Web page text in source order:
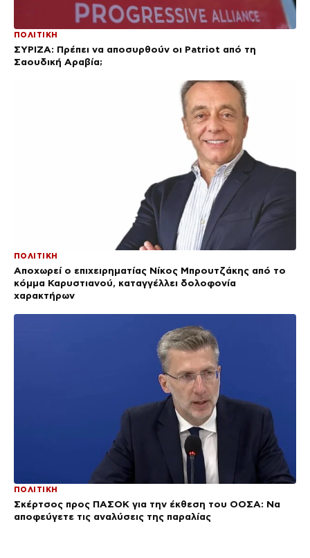
ΠΟΛΙΤΙΚΗ
ΣΥΡΙΖΑ: Πρέπει να αποσυρθούν οι Patriot από τη
Σαουδική Αραβία;
ΠΟΛΙΤΙΚΗ
Αποχωρεί ο επιχειρηματίας Νίκος Μπρουτζάκης από το
κόμμα Καρυστιανού, καταγγέλλει δολοφονία
χαρακτήρων
ΠΟΛΙΤΙΚΗ
Σκέρτσος προς ΠΑΣΟΚ για την έκθεση του ΟΟΣΑ: Να
αποφεύγετε τις αναλύσεις της παραλίας